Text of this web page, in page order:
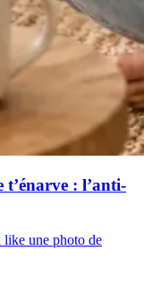
t’énarve : l’anti-
like une photo de